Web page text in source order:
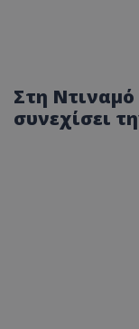
Στη
συνεχίσει